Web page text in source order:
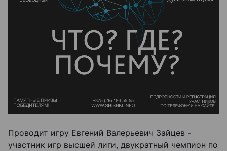
Проводит игру Евгений Валерьевич Зайцев -
участник игр высшей лиги, двукратный чемпион по